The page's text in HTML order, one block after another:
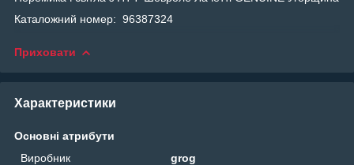
Каталожний номер: 96387324
Приховати
Характеристики
Основні атрибути
Виробник
grog